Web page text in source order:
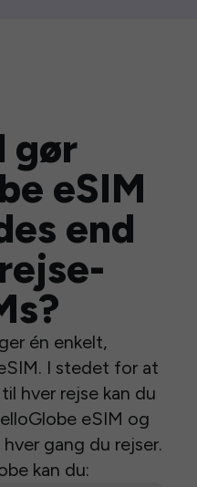
gør
eSIM
end
én enkelt,
I stedet for at
hver rejse kan du
eSIM og
gang du rejser.
kan du: